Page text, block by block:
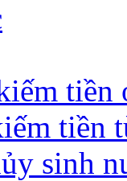
tiền
tiền
sinh